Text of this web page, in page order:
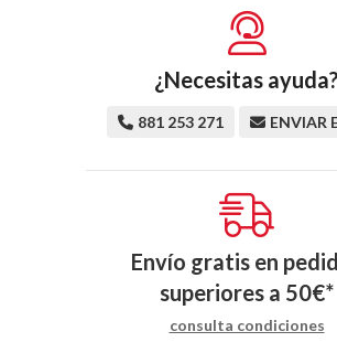
¿Necesitas ayuda?
881 253 271 ENVIAR
Envío gratis en
superiores a 50€*
consulta condiciones